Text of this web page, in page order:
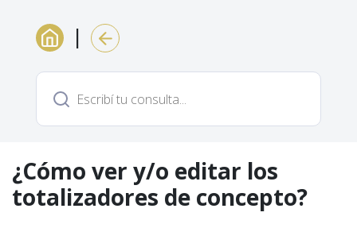
|
¿Cómo ver y/o editar los
totalizadores de concepto?